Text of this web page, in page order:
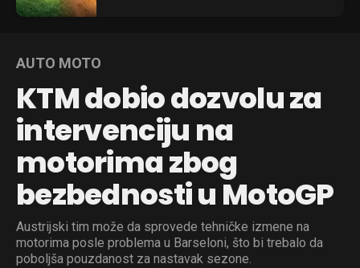
AUTO MOTO
KTM dobio dozvolu za
intervenciju na
motorima zbog
bezbednosti u MotoGP
Austrijski tim može da sprovede tehničke izmene na
motorima posle problema u Barseloni, što bi trebalo da
poboljša pouzdanost za nastavak sezone.